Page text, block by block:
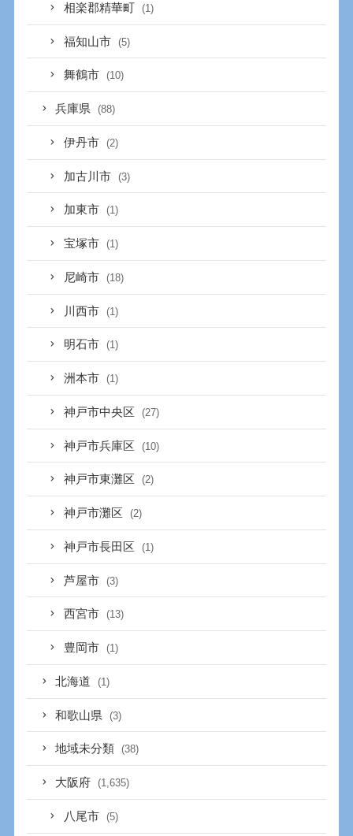
相楽郡精華町 (1)
福知山市 (5)
舞鶴市 (10)
兵庫県 (88)
伊丹市 (2)
加古川市 (3)
加東市 (1)
宝塚市 (1)
尼崎市 (18)
川西市 (1)
明石市 (1)
洲本市 (1)
神戸市中央区 (27)
神戸市兵庫区 (10)
神戸市東灘区 (2)
神戸市灘区 (2)
神戸市長田区 (1)
芦屋市 (3)
西宮市 (13)
豊岡市 (1)
北海道 (1)
和歌山県 (3)
地域未分類 (38)
大阪府 (1,635)
八尾市 (5)